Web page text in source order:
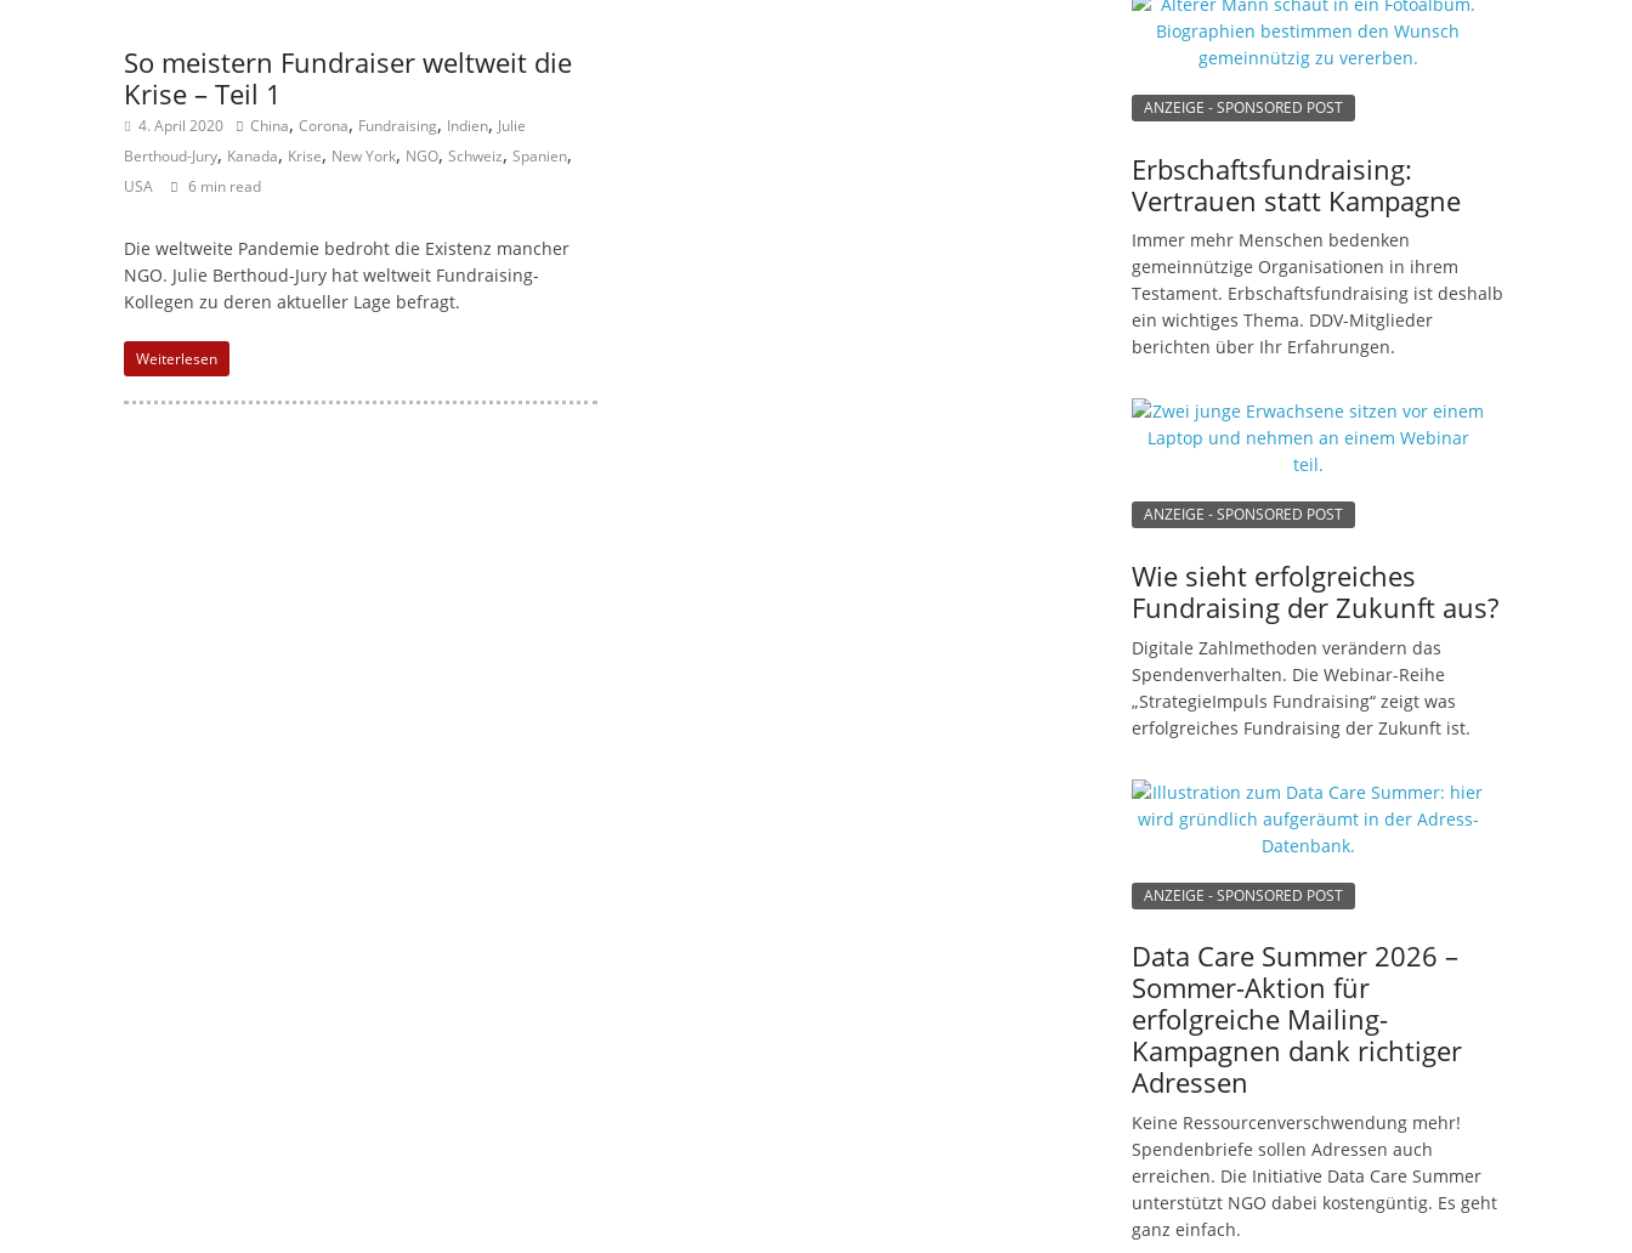
So meistern Fundraiser weltweit die
Krise – Teil 1
4. April 2020 China, Corona, Fundraising, Indien, Julie
Berthoud-Jury, Kanada, Krise, New York, NGO, Schweiz, Spanien,
USA 6 min read
Die weltweite Pandemie bedroht die Existenz mancher
NGO. Julie Berthoud-Jury hat weltweit Fundraising-
Kollegen zu deren aktueller Lage befragt.
Weiterlesen
ANZEIGE - SPONSORED POST
Erbschaftsfundraising:
Vertrauen statt Kampagne
Immer mehr Menschen bedenken
gemeinnützige Organisationen in ihrem
Testament. Erbschaftsfundraising ist deshalb
ein wichtiges Thema. DDV-Mitglieder
berichten über Ihr Erfahrungen.
ANZEIGE - SPONSORED POST
Wie sieht erfolgreiches
Fundraising der Zukunft aus?
Digitale Zahlmethoden verändern das
Spendenverhalten. Die Webinar-Reihe
„StrategieImpuls Fundraising“ zeigt was
erfolgreiches Fundraising der Zukunft ist.
ANZEIGE - SPONSORED POST
Data Care Summer 2026 –
Sommer-Aktion für
erfolgreiche Mailing-
Kampagnen dank richtiger
Adressen
Keine Ressourcenverschwendung mehr!
Spendenbriefe sollen Adressen auch
erreichen. Die Initiative Data Care Summer
unterstützt NGO dabei kostengüntig. Es geht
ganz einfach.